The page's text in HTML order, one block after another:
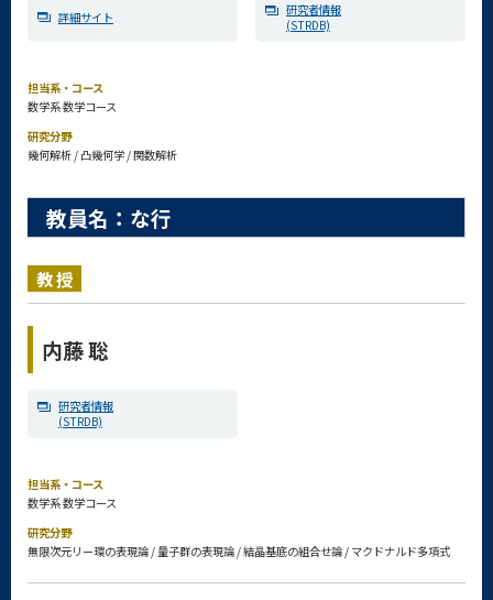
詳細サイト
研究者情報
(STRDB)
担当系・コース
数学系 数学コース
研究分野
幾何解析 / 凸幾何学 / 関数解析
教員名：な行
教授
内藤 聡
研究者情報
(STRDB)
担当系・コース
数学系 数学コース
研究分野
無限次元リー環の表現論 / 量子群の表現論 / 結晶基底の組合せ論 / マクドナルド多項式